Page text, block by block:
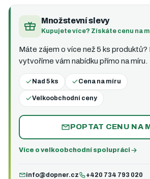
Množstevní slevy
Kupujete více? Získáte cenu na
Máte zájem o více než 5 ks
vytvoříme vám nabídku přímo na míru.
Nad 5 ks Cena na míru
Velkoobchodní ceny
POPTAT CENU NA
Více o velkoobchodní spolupráci
info@dopner.cz +420 734 793 020